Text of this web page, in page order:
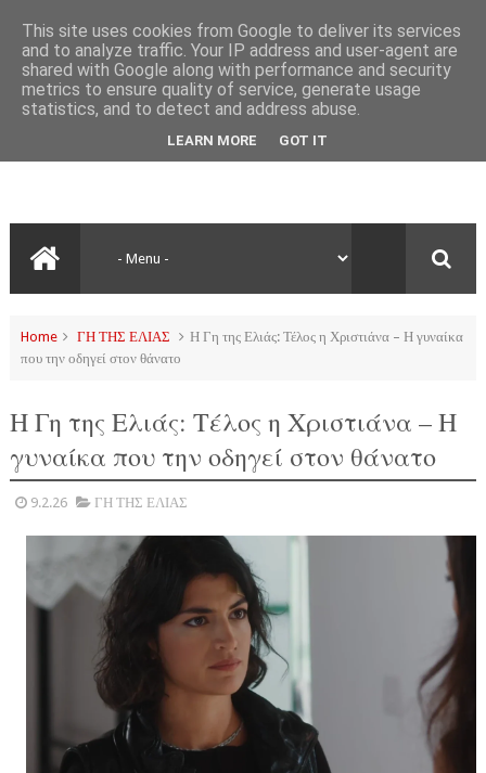
Home ΓΗ ΤΗΣ ΕΛΙΑΣ
Η Γη της Ελιάς: Τέλος η Χριστιάνα – Η γυναίκα
που την οδηγεί στον θάνατο
Η Γη της Ελιάς: Τέλος η Χριστιάνα – Η
γυναίκα που την οδηγεί στον θάνατο
9.2.26 ΓΗ ΤΗΣ ΕΛΙΑΣ
This site uses cookies from Google to deliver its services
and to analyze traffic. Your IP address and user-agent are
shared with Google along with performance and security
metrics to ensure quality of service, generate usage
statistics, and to detect and address abuse.
LEARN MORE GOT IT